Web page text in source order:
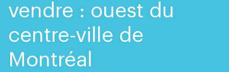
vendre : ouest du
centre-ville de
Montréal